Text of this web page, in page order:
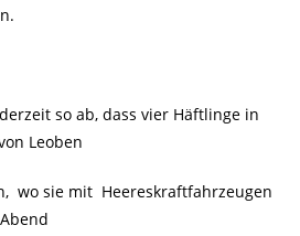
so ab, dass vier Häftlinge in
Leoben
wo sie mit Heereskraftfahrzeugen